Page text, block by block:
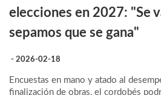
elecciones en 2027: "Se
sepamos que se gana"
- 2026-02-18
Encuestas en mano y atado al
finalización de obras, el cordobés